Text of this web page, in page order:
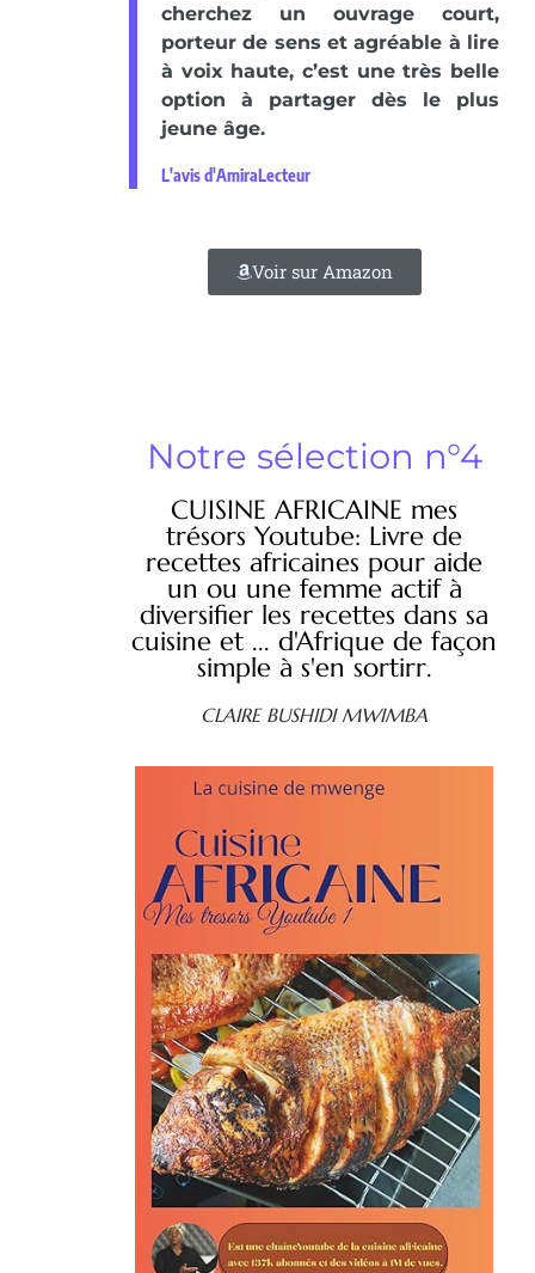
cherchez un ouvrage court,
porteur de sens et agréable à lire
à voix haute, c’est une très belle
option à partager dès le plus
jeune âge.
L'avis d'AmiraLecteur
Voir sur Amazon
Notre sélection n°4
CUISINE AFRICAINE mes
trésors Youtube: Livre de
recettes africaines pour aide
un ou une femme actif à
diversifier les recettes dans sa
cuisine et ... d'Afrique de façon
simple à s'en sortirr.
CLAIRE BUSHIDI MWIMBA